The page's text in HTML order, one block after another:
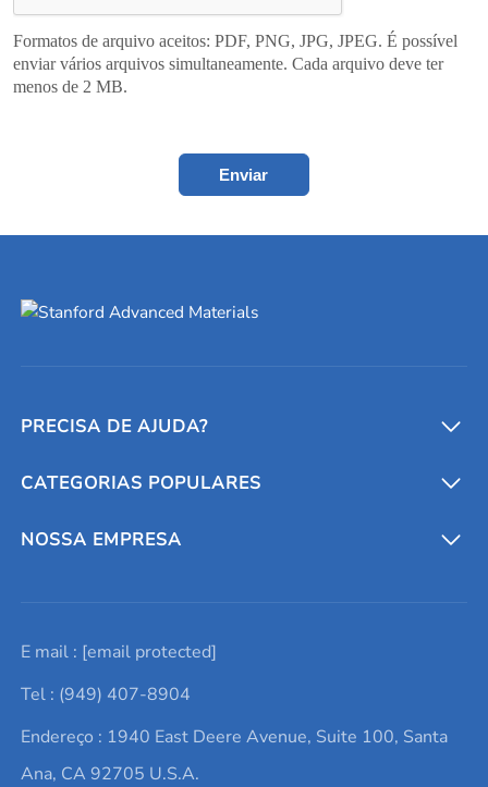
Formatos de arquivo aceitos: PDF, PNG, JPG, JPEG. É possível
enviar vários arquivos simultaneamente. Cada arquivo deve ter
menos de 2 MB.
Enviar
PRECISA DE AJUDA?
Conversores e calculadoras
Entre em contato conosco
Lista de consultas
Termos e Condições
Política de Privacidade
CATEGORIAS POPULARES
Metais refratários
Elementos de terras raras
Alvos de pulverização catódica
Ácido hialurônico
NOSSA EMPRESA
Promoções atuais
Notícias e blogs
Estudos de caso
E mail : [email protected]
Tel : (949) 407-8904
Endereço : 1940 East Deere Avenue, Suite 100, Santa
Ana, CA 92705 U.S.A.